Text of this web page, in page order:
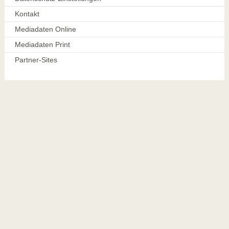
Kontakt
Mediadaten Online
Mediadaten Print
Partner-Sites